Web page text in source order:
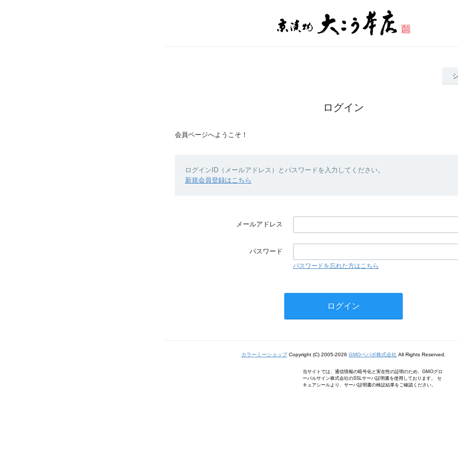
ログイン
会員ページへようこそ！
ログインID（メールアドレス）とパスワードを入力してください。
新規会員登録はこちら
メールアドレス
パスワード
パスワードを忘れた方はこちら
カラーミーショップCopyright (C) 2005-2026 GMOペパボ株式会社 All Rights Reserved.
当サイトでは、通信情報の暗号化と実在性の証明のため、GMOグロ
ーバルサイン株式会社のSSLサーバ証明書を使用しております。 セ
キュアシールより、サーバ証明書の検証結果をご確認ください。